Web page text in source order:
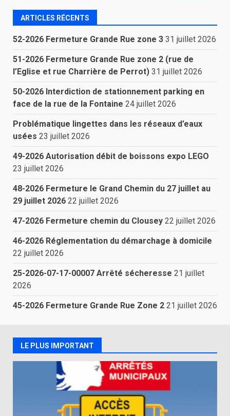
ARTICLES RÉCENTS
52-2026 Fermeture Grande Rue zone 3 31 juillet 2026
51-2026 Fermeture Grande Rue zone 2 (rue de
l’Eglise et rue Charrière de Perrot) 31 juillet 2026
50-2026 Interdiction de stationnement parking en
face de la rue de la Fontaine 24 juillet 2026
Problématique lingettes dans les réseaux d’eaux
usées 23 juillet 2026
49-2026 Autorisation débit de boissons expo LEGO
23 juillet 2026
48-2026 Fermeture le Grand Chemin du 27 juillet au
29 juillet 2026 22 juillet 2026
47-2026 Fermeture chemin du Clousey 22 juillet 2026
46-2026 Réglementation du démarchage à domicile
22 juillet 2026
25-2026-07-17-00007 Arrêté sécheresse 21 juillet
2026
45-2026 Fermeture Grande Rue Zone 2 21 juillet 2026
LE PLUS IMPORTANT